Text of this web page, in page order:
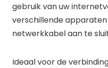
gebruik van uw
verschillende
netwerkkabel aan te
Ideaal voor de verbinding